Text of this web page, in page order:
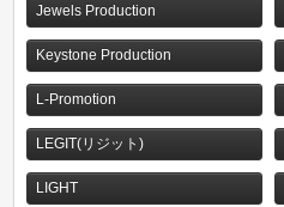
Jewels Production
Keystone Production
L-Promotion
LEGIT(リジット)
LIGHT